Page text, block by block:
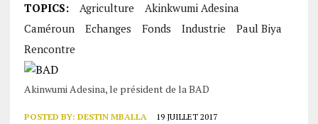
TOPICS: Agriculture
Akinkwumi Adesina
Caméroun
Echanges Fonds Industrie
Paul Biya
Rencontre
Akinwumi Adesina, le président de la BAD
POSTED BY: DESTIN MBALLA 19 JUILLET 2017